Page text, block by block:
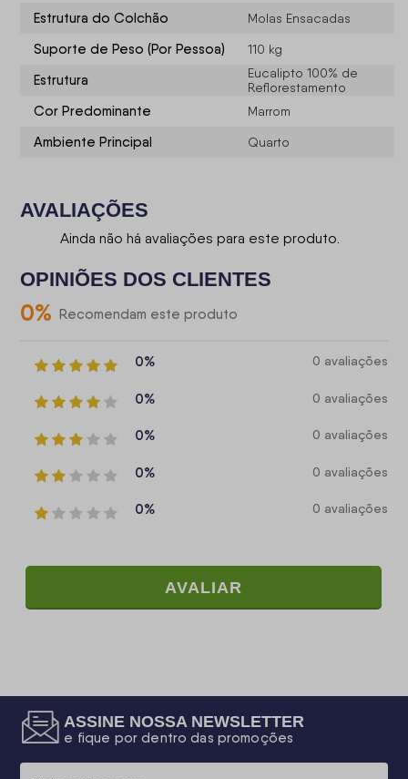
Estrutura do Colchão Molas Ensacadas
Suporte de Peso (Por Pessoa) 110 kg
Estrutura
Eucalipto 100% de
Reflorestamento
Cor Predominante Marrom
Ambiente Principal Quarto
AVALIAÇÕES
Ainda não há avaliações para este produto.
OPINIÕES DOS CLIENTES
0% Recomendam este produto
0% 0 avaliações
0% 0 avaliações
0% 0 avaliações
0% 0 avaliações
0% 0 avaliações
AVALIAR
ASSINE NOSSA NEWSLETTER
e fique por dentro das promoções